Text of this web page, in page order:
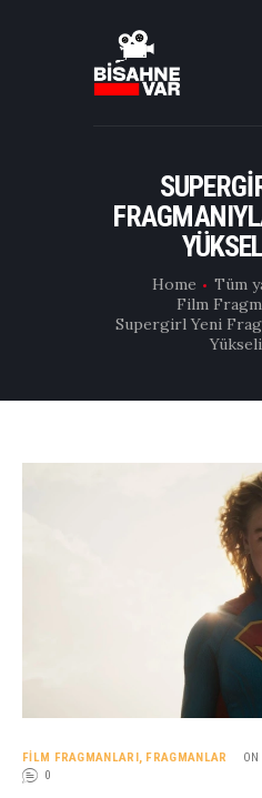
Home Tüm
Film
Supergirl Yeni
FILMLER
DIZILER
OYUNCULAR
DAHA FAZLASI
FILM FRAGMANLARI, FRAGMANLAR
0